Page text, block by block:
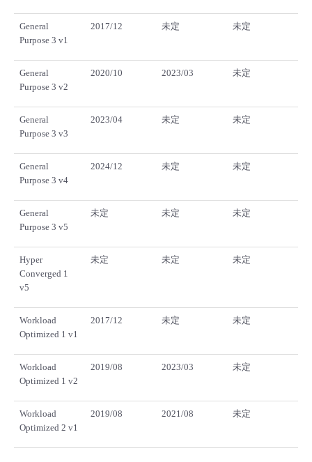
General
Purpose 3 v1
2017/12 未定 未定
General
Purpose 3 v2
2020/10 2023/03 未定
General
Purpose 3 v3
2023/04 未定 未定
General
Purpose 3 v4
2024/12 未定 未定
General
Purpose 3 v5
未定 未定 未定
Hyper
Converged 1
v5
未定 未定 未定
Workload
Optimized 1 v1
2017/12 未定 未定
Workload
Optimized 1 v2
2019/08 2023/03 未定
Workload
Optimized 2 v1
2019/08 2021/08 未定